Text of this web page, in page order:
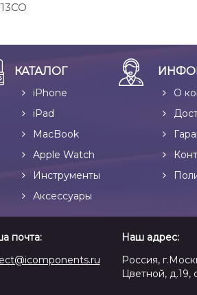
КАТАЛОГ
iPhone
iPad
MacBook
Apple Watch
Инструменты
Аксессуары
О
почта:
Наш адрес:
Россия,
Цветной, д.19,